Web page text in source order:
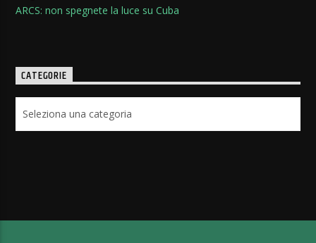
ARCS: non spegnete la luce su Cuba
CATEGORIE